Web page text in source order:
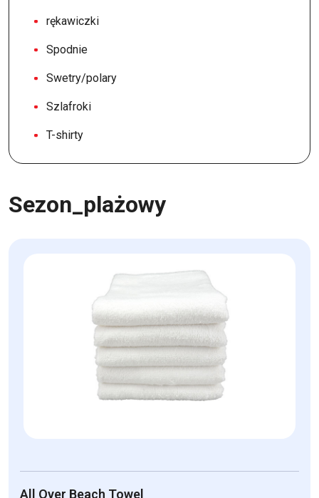
rękawiczki
Spodnie
Swetry/polary
Szlafroki
T-shirty
Sezon_plażowy
All Over Beach Towel